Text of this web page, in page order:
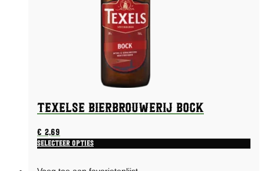
Texelse Bierbrouwerij Bock
€2,69
Selecteer opties